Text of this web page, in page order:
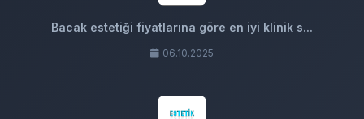
Bacak estetiği fiyatlarına göre en iyi klinik s...
06.10.2025